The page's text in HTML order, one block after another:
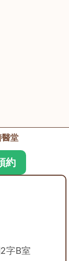
約
字B室
醫堂